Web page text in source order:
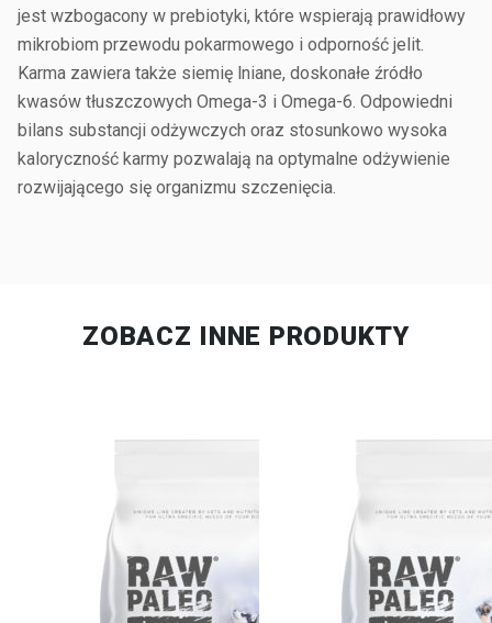
jest wzbogacony w prebiotyki, które wspierają prawidłowy
mikrobiom przewodu pokarmowego i odporność jelit.
Karma zawiera także siemię lniane, doskonałe źródło
kwasów tłuszczowych Omega-3 i Omega-6. Odpowiedni
bilans substancji odżywczych oraz stosunkowo wysoka
kaloryczność karmy pozwalają na optymalne odżywienie
rozwijającego się organizmu szczenięcia.
ZOBACZ INNE PRODUKTY